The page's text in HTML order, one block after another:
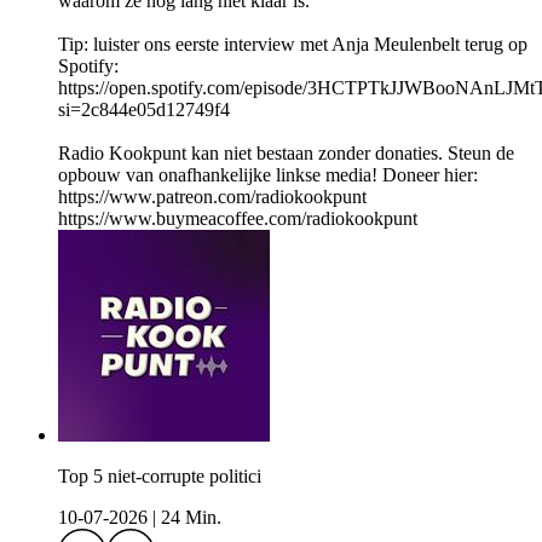
Tip: luister ons eerste interview met Anja Meulenbelt terug op
Spotify:
https://open.spotify.com/episode/
si=2c844e05d12749f4
Radio Kookpunt kan niet bestaan zonder donaties. Steun de
opbouw van onafhankelijke linkse media! Doneer hier:
https://www.patreon.com/radiokookpunt
https://www.buymeacoffee.com/radiokookpunt
Top 5 niet-corrupte politici
10-07-2026
24 Min.